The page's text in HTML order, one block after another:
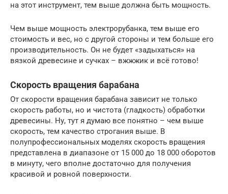
на этот инструмент, тем выше должна быть мощность.
Чем выше мощность электрорубанка, тем выше его
стоимость и вес, но с другой стороны и тем больше его
производительность. Он не будет «задыхаться» на
вязкой древесине и сучках – вжжжик и всё готово!
Скорость вращения барабана
От скорости вращения барабана зависит не только
скорость работы, но и чистота (гладкость) обработки
древесины. Ну, тут я думаю все понятно – чем выше
скорость, тем качество строгания выше. В
полупрофессиональных моделях скорость вращения
представлена в диапазоне от 15 000 до 18 000 оборотов
в минуту, чего вполне достаточно для получения
красивой и ровной поверхности.